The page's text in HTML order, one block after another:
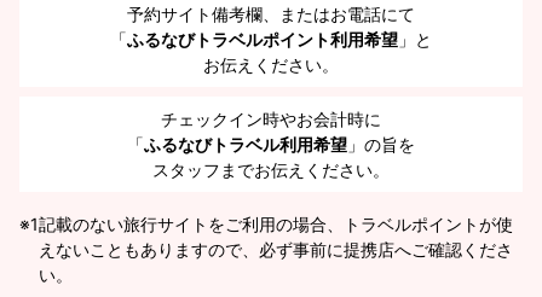
予約サイト備考欄、またはお電話にて
「ふるなびトラベルポイント利用希望 」と
お伝えください。
チェックイン時やお会計時に
「ふるなびトラベル利用希望 」の旨を
スタッフまでお伝えください。
※1記載のない旅行サイトをご利用の場合、トラベルポイントが使
えないこともありますので、必ず事前に提携店へご確認くださ
い。